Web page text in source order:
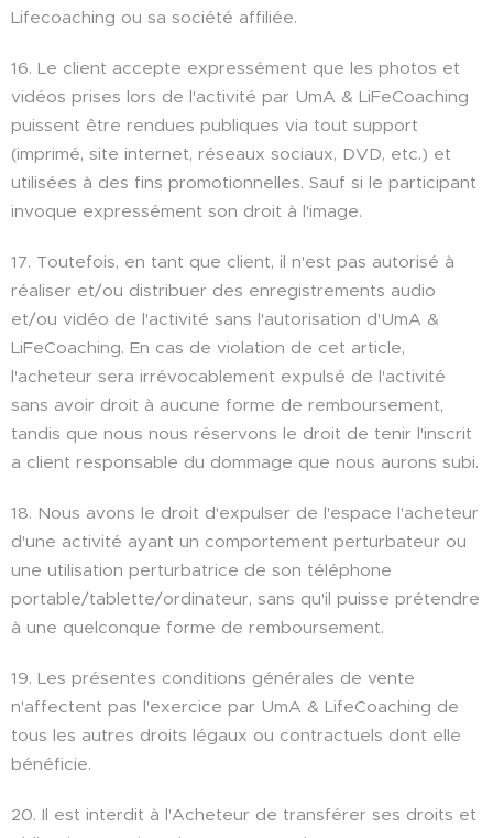
Lifecoaching ou sa société affiliée.
16. Le client accepte expressément que les photos et
vidéos prises lors de l'activité par UmA & LiFeCoaching
puissent être rendues publiques via tout support
(imprimé, site internet, réseaux sociaux, DVD, etc.) et
utilisées à des fins promotionnelles. Sauf si le participant
invoque expressément son droit à l'image.
17. Toutefois, en tant que client, il n'est pas autorisé à
réaliser et/ou distribuer des enregistrements audio
et/ou vidéo de l'activité sans l'autorisation d'UmA &
LiFeCoaching. En cas de violation de cet article,
l'acheteur sera irrévocablement expulsé de l'activité
sans avoir droit à aucune forme de remboursement,
tandis que nous nous réservons le droit de tenir l'inscrit
a client responsable du dommage que nous aurons subi.
18. Nous avons le droit d'expulser de l'espace l'acheteur
d'une activité ayant un comportement perturbateur ou
une utilisation perturbatrice de son téléphone
portable/tablette/ordinateur, sans qu'il puisse prétendre
à une quelconque forme de remboursement.
19. Les présentes conditions générales de vente
n'affectent pas l'exercice par UmA & LifeCoaching de
tous les autres droits légaux ou contractuels dont elle
bénéficie.
20. Il est interdit à l'Acheteur de transférer ses droits et